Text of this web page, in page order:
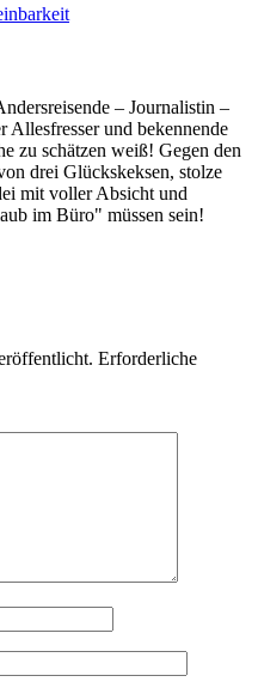
– Journalistin –
Allesfresser und bekennende
zu schätzen weiß! Gegen den
drei Glückskeksen, stolze
mit voller Absicht und
im Büro" müssen sein!
Erforderliche